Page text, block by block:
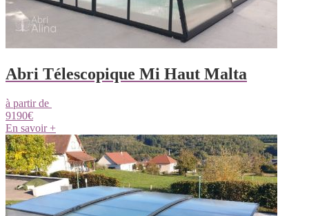
Abri Télescopique Mi Haut Malta
à partir de
9190€
En savoir +